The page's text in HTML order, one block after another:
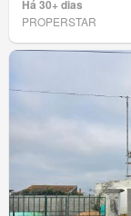
Há 30+ dias
PROPERSTAR